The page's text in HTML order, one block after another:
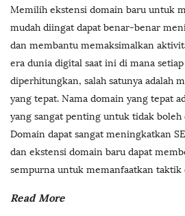
Memilih ekstensi domain baru untuk
mudah diingat dapat benar-benar
dan membantu memaksimalkan
era dunia digital saat ini di mana
diperhitungkan, salah satunya adalah
yang tepat. Nama domain yang tepat
yang sangat penting untuk tidak boleh
Domain dapat sangat meningkatkan
dan ekstensi domain baru dapat
sempurna untuk memanfaatkan taktik
Read More